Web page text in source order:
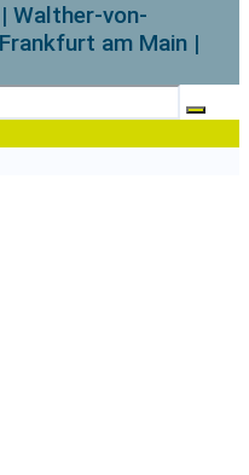
Walther-von-
am Main |